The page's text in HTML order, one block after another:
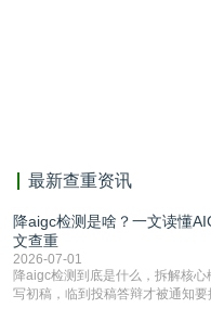
最新查重资讯
降aigc检测是啥？一文读懂
文查重
2026-07-01
降aigc检测到底是什么，拆解核
写初稿，临到投稿答辩才被通知